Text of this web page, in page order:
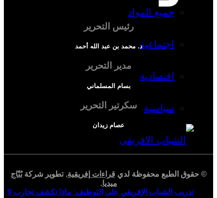
جميع المواد
اجتماعية
اقتصادية
سياسية
تدريب الشباب الإفريقي على التوظيف: ماذا تكشف تجارب 9
رئيس التحرير
د. محمد بن عبد الله أحمد
مدير التحرير
بسام المسلماني
سكرتير التحرير
عصام زيدان
© حقوق الطبع محفوظة لدي قراءات إفريقية. تطوير شركةبُنّاج
ميديا.